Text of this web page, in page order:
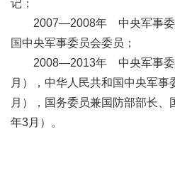
记；
2007—2008年 中央军事委
国中央军事委员会委员；
2008—2013年 中央军事委
月），中华人民共和国中央军
月），国务委员兼国防部部长
年3月）。